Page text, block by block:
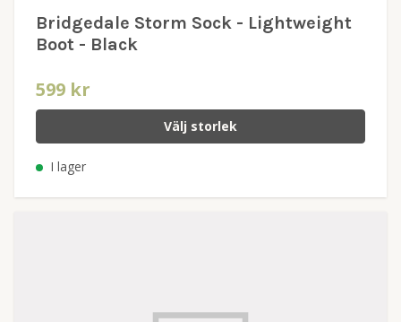
Bridgedale Storm Sock - Lightweight
Boot - Black
599 kr
Välj storlek
I lager